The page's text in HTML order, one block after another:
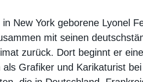
in New York geborene Lyonel
mit seinen
zurück. Dort beginnt er
als Grafiker und Karikaturist